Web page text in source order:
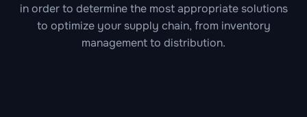
in order to determine the most appropriate solutions
to optimize your supply chain, from inventory
management to distribution.